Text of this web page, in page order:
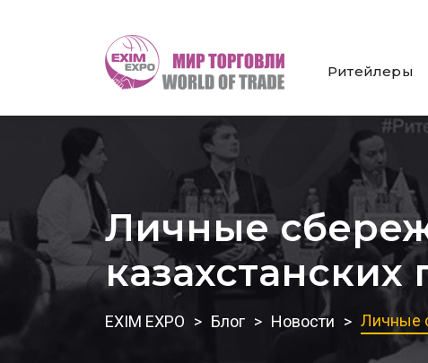
Ритейлеры
Личные
EXIM EXPO Блог Новости Личные